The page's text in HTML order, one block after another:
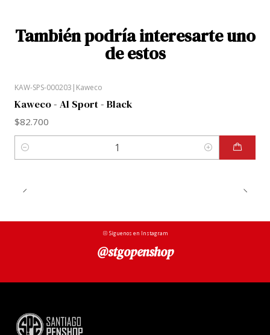
También podría interesarte uno
de estos
KAW-SPS-000203 | Kaweco
Kaweco - Al Sport - Black
$82.700
Cantidad
Síguenos en Instagram
@stgopenshop